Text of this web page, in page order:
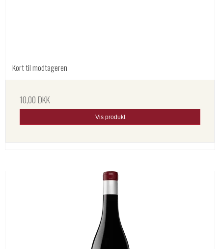
Kort til modtageren
10,00 DKK
Vis produkt